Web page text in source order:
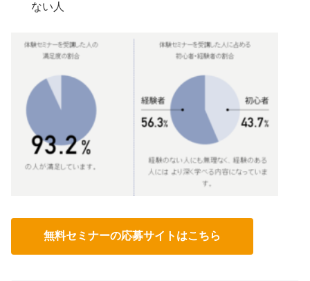
ない人
無料セミナーの応募サイトはこちら